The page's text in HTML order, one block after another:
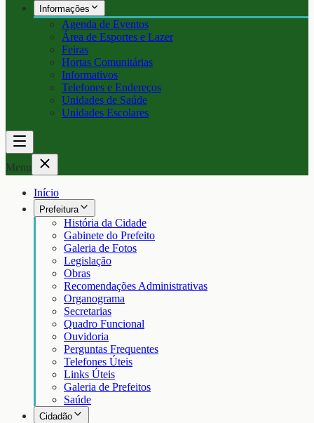
Informações
Agenda de Eventos
Área de Esportes e Lazer
Feiras
Hortas Comunitárias
Informativos
Telefones e Endereços
Unidades de Saúde
Unidades Escolares
Menu
Início
Prefeitura
História da Cidade
Gabinete do Prefeito
Galeria de Fotos
Legislação
Obras
Recomendações Administrativas
Organograma
Secretarias
Quadro Funcional
Ouvidoria
Perguntas Frequentes
Telefones Úteis
Links Úteis
Galeria de Prefeitos
Saúde
Cidadão